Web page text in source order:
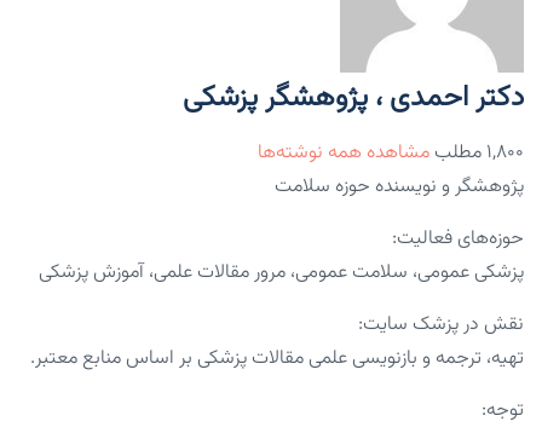
دکتر احمدی ، پژوهشگر پزشکی
۱,۸۰۰ مطلب
مشاهده همه نوشته‌ها
پژوهشگر و نویسنده حوزه سلامت
حوزه‌های فعالیت:
پزشکی عمومی، سلامت عمومی، مرور مقالات علمی، آموزش پزشکی
نقش در پزشک سایت:
تهیه، ترجمه و بازنویسی علمی مقالات پزشکی بر اساس منابع معتبر.
توجه: